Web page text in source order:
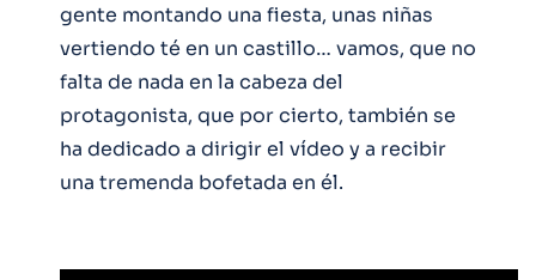
gente montando una fiesta, unas niñas
vertiendo té en un castillo… vamos, que no
falta de nada en la cabeza del
protagonista, que por cierto, también se
ha dedicado a dirigir el vídeo y a recibir
una tremenda bofetada en él.